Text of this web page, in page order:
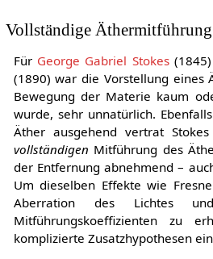
Vollständige Äthermitführung
Für George Gabriel Stokes(1845)
(1890) war die Vorstellung eines
Bewegung der Materie kaum
wurde, sehr unnatürlich.
Äther ausgehend vertrat
vollständigen Mitführung des
der Entfernung abnehmend –
Um dieselben Effekte wie
Aberration des Lichtes
Mitführungskoeffizienten zu
komplizierte Zusatzhypothesen